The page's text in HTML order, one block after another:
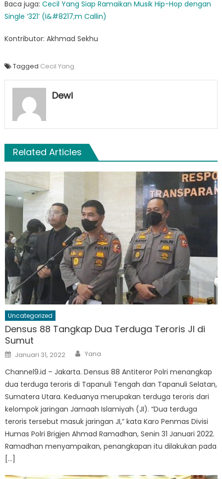
Baca juga: Cecil Yang Siap Ramaikan Musik Hip-Hop dengan
Single ‘321’ (I&#8217;m Callin)
Kontributor: Akhmad Sekhu
Tagged Cecil Yang
Dewi
Related Articles
Uncategorized
Densus 88 Tangkap Dua Terduga Teroris JI di
Sumut
Posted
on
Januari 31, 2022 Author
Yana
Channel9.id – Jakarta. Densus 88 Antiteror Polri menangkap
dua terduga teroris di Tapanuli Tengah dan Tapanuli Selatan,
Sumatera Utara. Keduanya merupakan terduga teroris dari
kelompok jaringan Jamaah Islamiyah (JI). “Dua terduga
teroris tersebut masuk jaringan JI,” kata Karo Penmas Divisi
Humas Polri Brigjen Ahmad Ramadhan, Senin 31 Januari 2022.
Ramadhan menyampaikan, penangkapan itu dilakukan pada
[…]